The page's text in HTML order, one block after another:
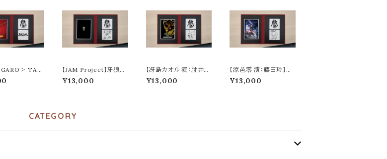
GARO＞ TAI
ーポスター】
＞20周年
【JAM Project】牙狼＜
GARO＞20周年記念：
ラフネートル（見開き記
¥13,000
【冴島カオル 演：肘井ミ
カ】（牙狼＜GARO＞20
周年記念：ラフネートル
¥13,000
【涼邑零 演：藤田玲】
（牙狼＜GARO＞20周
年記念：ラフネートル（見
¥13,000
CATEGORY